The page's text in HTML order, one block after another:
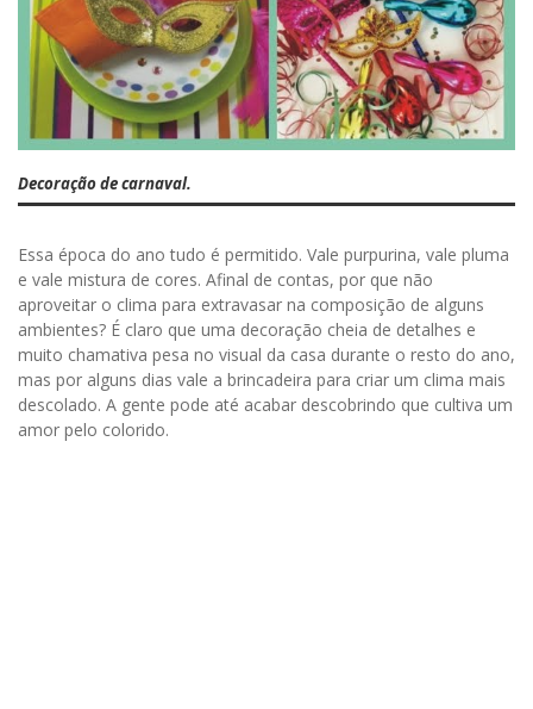
Decoração de carnaval.
Essa época do ano tudo é permitido. Vale purpurina, vale pluma
e vale mistura de cores. Afinal de contas, por que não
aproveitar o clima para extravasar na composição de alguns
ambientes? É claro que uma decoração cheia de detalhes e
muito chamativa pesa no visual da casa durante o resto do ano,
mas por alguns dias vale a brincadeira para criar um clima mais
descolado. A gente pode até acabar descobrindo que cultiva um
amor pelo colorido.